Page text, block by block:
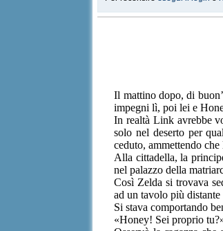
Il mattino dopo, di
impegni lì, poi lei e
In realtà Link avrebbe
solo nel deserto per
ceduto, ammettendo che
Alla cittadella, la
nel palazzo della
Così Zelda si trovava
ad un tavolo più
Si stava comportando
«Honey! Sei proprio